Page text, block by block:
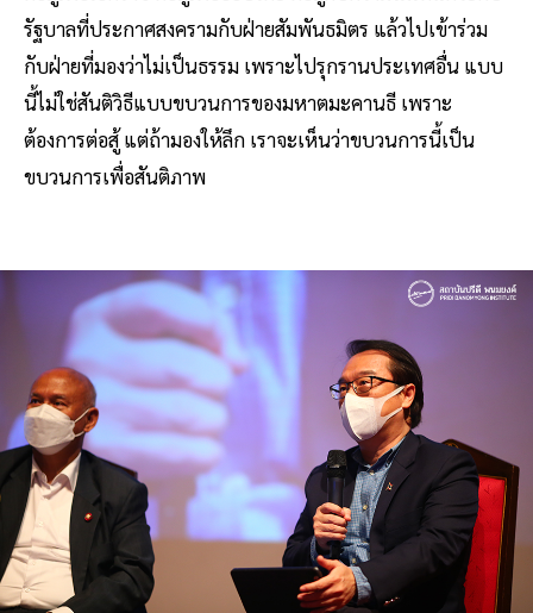
รัฐบาลที่ประกาศสงครามกับฝ่ายสัมพันธมิตร แล้วไปเข้าร่วม
กับฝ่ายที่มองว่าไม่เป็นธรรม เพราะไปรุกรานประเทศอื่น แบบ
นี้ไม่ใช่สันติวิธีแบบขบวนการของมหาตมะคานธี เพราะ
ต้องการต่อสู้ แต่ถ้ามองให้ลึก เราจะเห็นว่าขบวนการนี้เป็น
ขบวนการเพื่อสันติภาพ